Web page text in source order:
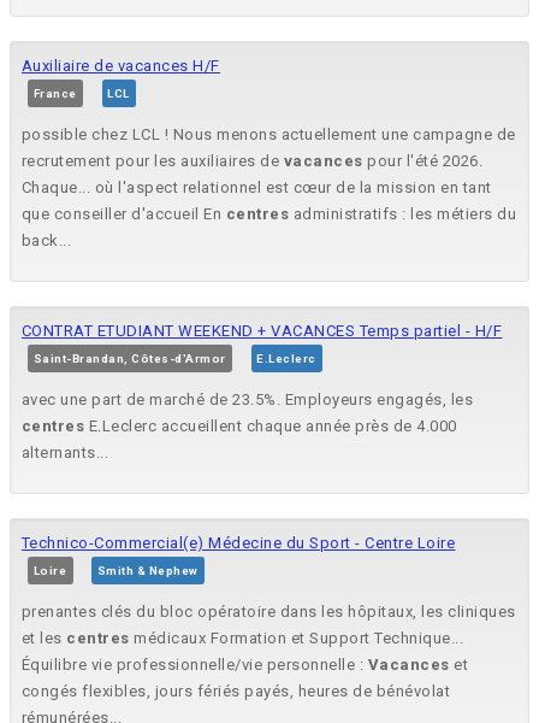
Auxiliaire de vacances H/F
France LCL
possible chez LCL ! Nous menons actuellement une campagne de
recrutement pour les auxiliaires de vacances pour l'été 2026.
Chaque... où l'aspect relationnel est cœur de la mission en tant
que conseiller d'accueil En centres administratifs : les métiers du
back...
CONTRAT ETUDIANT WEEKEND + VACANCES Temps partiel - H/F
Saint-Brandan, Côtes-d'Armor E.Leclerc
avec une part de marché de 23.5%. Employeurs engagés, les
centres E.Leclerc accueillent chaque année près de 4.000
alternants...
Technico-Commercial(e) Médecine du Sport - Centre Loire
Loire Smith & Nephew
prenantes clés du bloc opératoire dans les hôpitaux, les cliniques
et les centres médicaux Formation et Support Technique...
Équilibre vie professionnelle/vie personnelle : Vacances et
congés flexibles, jours fériés payés, heures de bénévolat
rémunérées...